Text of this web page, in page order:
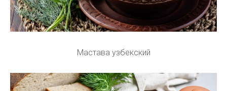
Мастава узбекский